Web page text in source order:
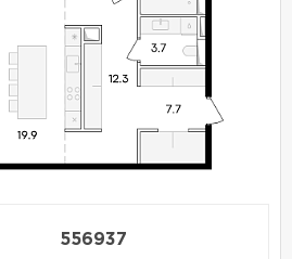
556937